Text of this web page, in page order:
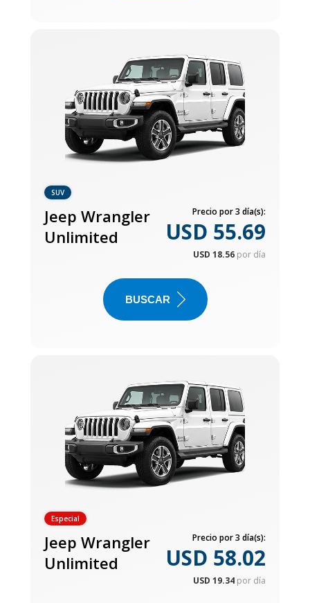
SUV
Jeep Wrangler
Unlimited
Precio por 3 día(s):
USD 55.69
USD 18.56 por día
BUSCAR
Especial
Jeep Wrangler
Unlimited
Precio por 3 día(s):
USD 58.02
USD 19.34 por día